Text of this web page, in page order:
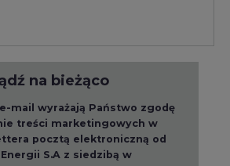
na bieżąco
mail wyrażają Państwo zgodę
treści marketingowych w
pocztą elektroniczną od
S.A z siedzibą w